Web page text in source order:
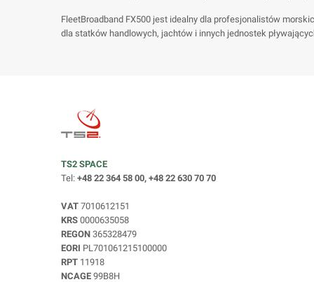
FleetBroadband FX500 jest idealny dla profesjonalistów
dla statków handlowych, jachtów i innych jednostek
TS2 SPACE
Tel: +48 22 364 58 00, +48 22 630 70 70
VAT 7010612151
KRS 0000635058
REGON 365328479
EORI PL701061215100000
RPT 11918
NCAGE 99B8H